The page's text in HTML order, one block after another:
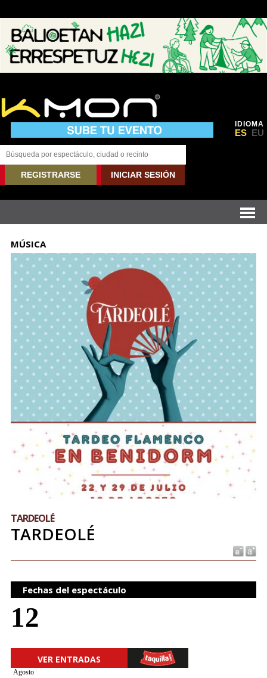
IDIOMA
ES EU
REGISTRARSE INICIAR SESIÓN
MÚSICA
TARDEOLÉ
TARDEOLÉ
Fechas del espectáculo
12
VER ENTRADAS
Agosto